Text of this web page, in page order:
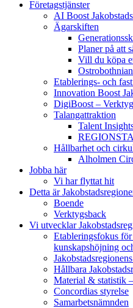
Företagstjänster
AI Boost
Ägarskiften
Planer på att
Vill du köpa
Etablerings- och
Innovation Boost
DigiBoost –
Talangattraktion
Talent
Hållbarhet och
Alholmen
Jobba här
Vi har flyttat hit
Detta är
Boende
Verktygsback
Vi utvecklar
Etableringsfokus
kunskapshöjning
Hållbara
Material & statistik
Concordias styrelse
Samarbetsnämnden